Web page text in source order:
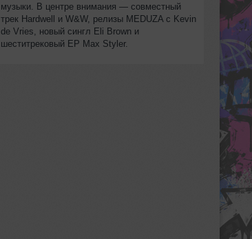
музыки. В центре внимания — совместный
трек Hardwell и W&W, релизы MEDUZA с Kevin
de Vries, новый сингл Eli Brown и
шеститрековый EP Max Styler.